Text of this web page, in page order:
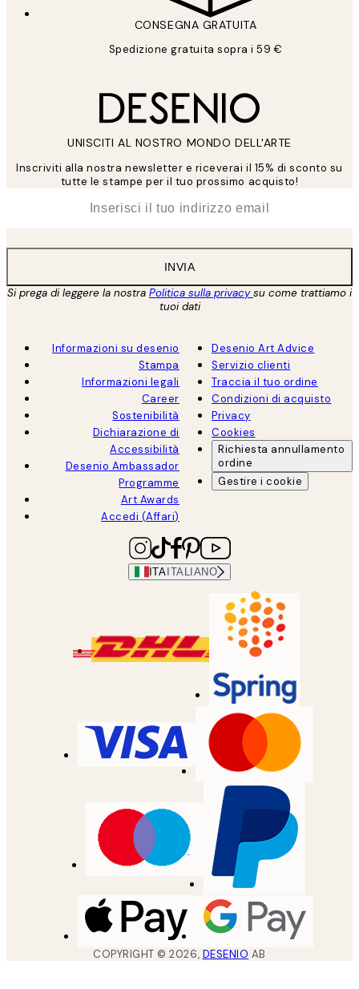
CONSEGNA GRATUITA
Spedizione gratuita sopra i 59 €
UNISCITI AL NOSTRO MONDO DELL'ARTE
Inscriviti alla nostra newsletter e riceverai il 15% di sconto su
tutte le stampe per il tuo prossimo acquisto!
INVIA
Si prega di leggere la nostra Politica sulla privacysu come trattiamo i
tuoi dati
Informazioni su desenio
Stampa
Informazioni legali
Career
Sostenibilità
Dichiarazione di
Accessibilità
Desenio Ambassador
Programme
Art Awards
Accedi (Affari)
Desenio Art Advice
Servizio clienti
Traccia il tuo ordine
Condizioni di acquisto
Privacy
Cookies
Richiesta annullamento
ordine
Gestire i cookie
ITA ITALIANO
COPYRIGHT ©2026, DESENIO AB